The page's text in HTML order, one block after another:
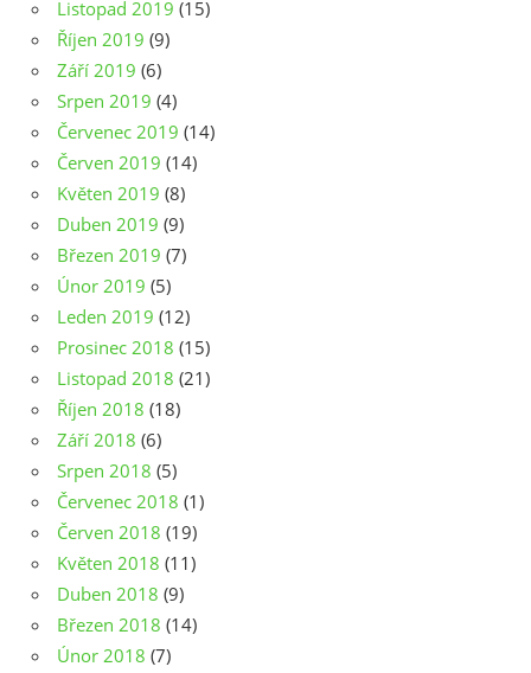
Listopad 2019 (15)
Říjen 2019 (9)
Září 2019 (6)
Srpen 2019 (4)
Červenec 2019 (14)
Červen 2019 (14)
Květen 2019 (8)
Duben 2019 (9)
Březen 2019 (7)
Únor 2019 (5)
Leden 2019 (12)
Prosinec 2018 (15)
Listopad 2018 (21)
Říjen 2018 (18)
Září 2018 (6)
Srpen 2018 (5)
Červenec 2018 (1)
Červen 2018 (19)
Květen 2018 (11)
Duben 2018 (9)
Březen 2018 (14)
Únor 2018 (7)